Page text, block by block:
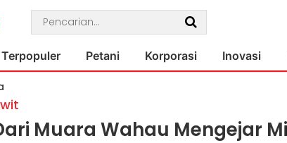
Terpopuler Petani Korporasi Inovasi
Muara Wahau Mengejar